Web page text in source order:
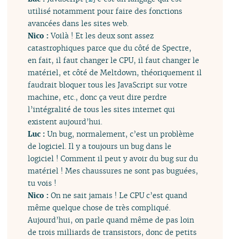
utilisé notamment pour faire des fonctions
avancées dans les sites web.
Nico :Voilà ! Et les deux sont assez
catastrophiques parce que du côté de Spectre,
en fait, il faut changer le CPU, il faut changer le
matériel, et côté de Meltdown, théoriquement il
faudrait bloquer tous les JavaScript sur votre
machine, etc., donc ça veut dire perdre
l’intégralité de tous les sites internet qui
existent aujourd’hui.
Luc :Un bug, normalement, c’est un problème
de logiciel. Il y a toujours un bug dans le
logiciel ! Comment il peut y avoir du bug sur du
matériel ! Mes chaussures ne sont pas buguées,
tu vois !
Nico :On ne sait jamais ! Le CPU c’est quand
même quelque chose de très compliqué.
Aujourd’hui, on parle quand même de pas loin
de trois milliards de transistors, donc de petits